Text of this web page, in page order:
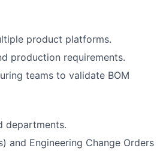
product platforms.
production requirements.
teams to validate BOM
departments.
and Engineering Change Orders